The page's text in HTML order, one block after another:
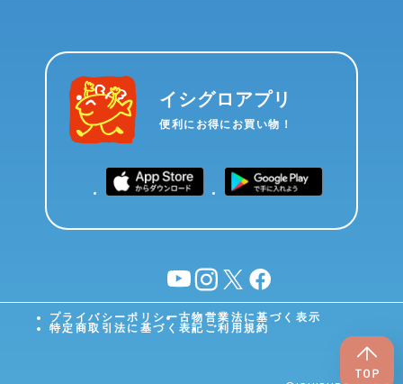
イシグロアプリ
便利にお得にお買い物！
YouTubeinstagram
X facebook
プライバシーポリシー古物営業法に基づく表示
特定商取引法に基づく表記 ご利用規約